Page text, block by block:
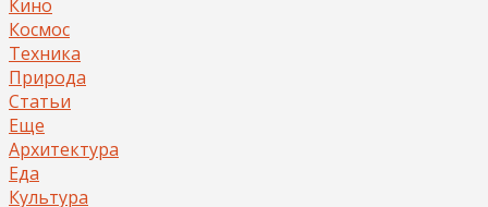
Кино
Космос
Техника
Природа
Статьи
Еще
Архитектура
Еда
Культура